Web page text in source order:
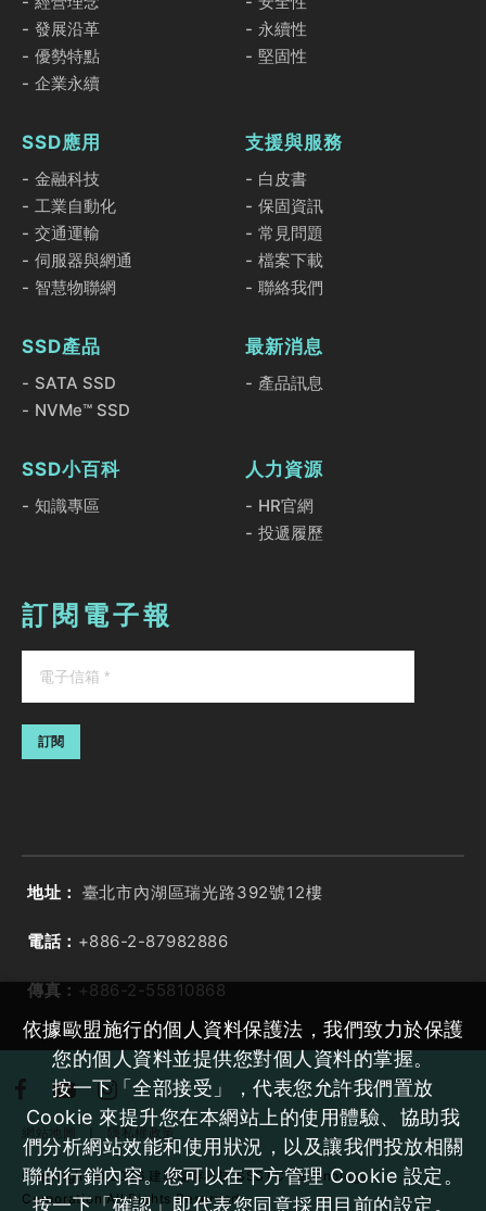
發展沿革
優勢特點
企業永續
永續性
堅固性
SSD應用
金融科技
工業自動化
交通運輸
伺服器與網通
智慧物聯網
支援與服務
白皮書
保固資訊
常見問題
檔案下載
聯絡我們
SSD產品
SATA SSD
NVMe™ SSD
最新消息
產品訊息
SSD小百科
知識專區
人力資源
HR官網
投遞履歷
訂閱電子報
訂閱
地址： 臺北市內湖區瑞光路392號12樓
電話： +886-2-87982886
傳真： +886-2-55810868
Copyright © 2026 建興儲存科技 SSSTC Technology
Corporation All Rights Reserved
網站地圖 隱私權政策
依據歐盟施行的個人資料保護法，我們致力於保護
您的個人資料並提供您對個人資料的掌握。
按一下「全部接受」，代表您允許我們置放
Cookie 來提升您在本網站上的使用體驗、協助我
們分析網站效能和使用狀況，以及讓我們投放相關
聯的行銷內容。您可以在下方管理 Cookie 設定。
按一下「確認」即代表您同意採用目前的設定。